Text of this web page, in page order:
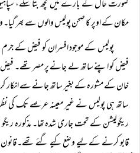
صورت حال کے بارے میں کچھ بتا سکے،
مکان کے اوپر کا صحن پولیس والوں سے بھر
پولیس کے موجود افسران کو فیض کے
فیض کو اپنے ساتھ لے جانے پر مصر تھے۔ فیض
خان کے مشورہ کے بغیر ساتھ جانے سے انکار
ساتھ ہی پولیس نے غیر معینہ عرصے تک کی
ریگولیشن کے تحت جاری شدہ تھا۔ مذکورہ
قابو کرنے کے لیے وضع کیے گئے تھے۔ قانون